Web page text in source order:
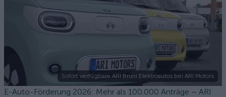
Sofort verfügbare ARI Bruni Elektroautos bei ARI Motors
E-Auto-Förderung 2026: Mehr als 100.000 Anträge – ARI